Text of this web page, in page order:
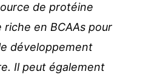
de protéine
riche en BCAAs pour
développement
Il peut également